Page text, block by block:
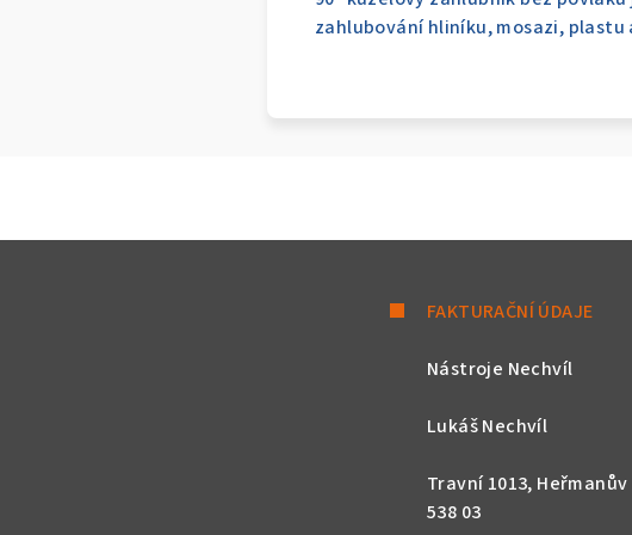
zahlubování hliníku, mosazi,
FAKTURAČNÍ ÚDAJE
Nástroje Nechvíl
Lukáš Nechvíl
Travní 1013,
538 03